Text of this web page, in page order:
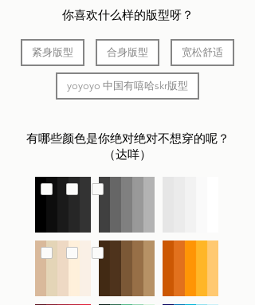
​你喜欢什么样的版型呀？
紧身版型 合身版型 宽松舒适
yoyoyo 中国有嘻哈skr版型
有哪些颜色是你绝对绝对不想穿的呢？
（达咩）